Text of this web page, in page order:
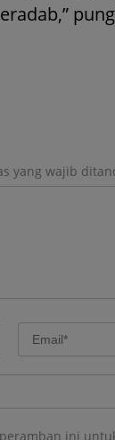
yang wajib
ini